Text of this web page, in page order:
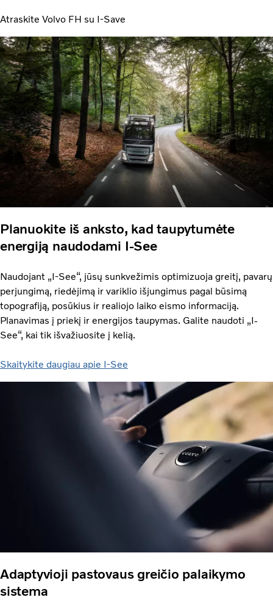
Atraskite Volvo FH su I-Save
Planuokite iš anksto, kad taupytumėte
energiją naudodami I-See
Naudojant „I-See“, jūsų sunkvežimis optimizuoja greitį, pavarų
perjungimą, riedėjimą ir variklio išjungimus pagal būsimą
topografiją, posūkius ir realiojo laiko eismo informaciją.
Planavimas į priekį ir energijos taupymas. Galite naudoti „I-
See“, kai tik išvažiuosite į kelią.
Skaitykite daugiau apie I-See
Adaptyvioji pastovaus greičio palaikymo
sistema